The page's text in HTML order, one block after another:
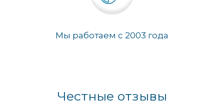
Мы работаем с 2003 года
Честные отзывы